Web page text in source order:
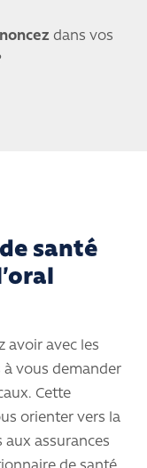
dans vos
santé
avoir avec les
à vous demander
Cette
orienter vers la
aux assurances